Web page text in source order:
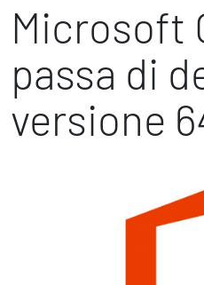
People
Strategy
Future
Operation
Tecnologie
Eventi
Ispirazioni
Leadership
Benessere Organizzativo &
Performance Management
Strategy
Marketing Strategico
Microsoft
passa di
versione